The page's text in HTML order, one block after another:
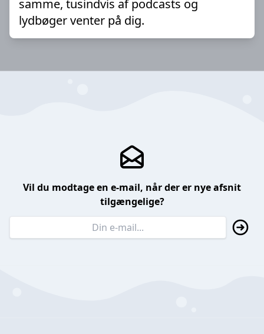
samme, tusindvis af podcasts og
lydbøger venter på dig.
Vil du modtage en e-mail, når der er nye afsnit
tilgængelige?